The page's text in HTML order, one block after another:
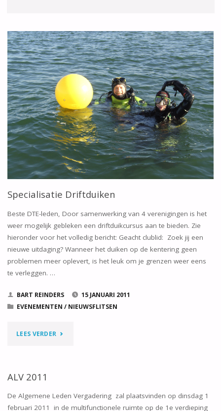
Specialisatie Driftduiken
Beste DTE-leden, Door samenwerking van 4 verenigingen is het
weer mogelijk gebleken een driftduikcursus aan te bieden. Zie
hieronder voor het volledig bericht: Geacht clublid: Zoek jij een
nieuwe uitdaging? Wanneer het duiken op de kentering geen
problemen meer oplevert, is het leuk om je grenzen weer eens
te verleggen. …
BART REINDERS
15 JANUARI 2011
EVENEMENTEN / NIEUWSFLITSEN
LEES VERDER "SPECIALISATIE
ALV 2011
De Algemene Leden Vergadering zal plaatsvinden op dinsdag 1
februari 2011 in de multifunctionele ruimte op de 1e verdieping